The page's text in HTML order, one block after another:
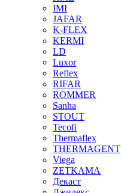
IMI
JAFAR
K-FLEX
KERMI
LD
Luxor
Reflex
RIFAR
ROMMER
Sanha
STOUT
Tecofi
Thermaflex
THERMAGENT
Viega
ZETKAMA
Декаст